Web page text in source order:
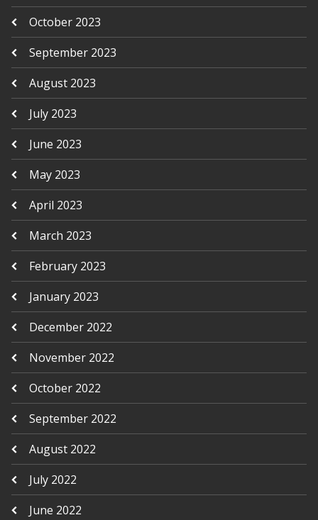
October 2023
September 2023
August 2023
July 2023
June 2023
May 2023
April 2023
March 2023
February 2023
January 2023
December 2022
November 2022
October 2022
September 2022
August 2022
July 2022
June 2022